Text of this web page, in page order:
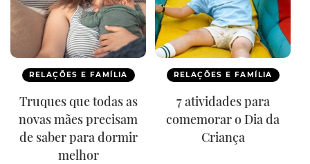
RELAÇÕES E FAMÍLIA
Truques que todas as
novas mães precisam
de saber para dormir
melhor
RELAÇÕES E FAMÍLIA
7 atividades para
comemorar o Dia da
Criança